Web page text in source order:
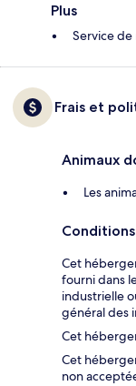
Plus
Service
Frais et
Animaux
Les
Conditions
Cet
fourni dans
industrielle
général des
Cet
Cet
non